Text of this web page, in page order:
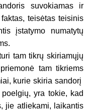
suvokiamas ir
teisėtas teisinis
įstatymo numatytų
tam tikrų skiriamųjų
tam tikriems
kurie skiria sandorį
yra tokie, kad
jie atliekami, laikantis